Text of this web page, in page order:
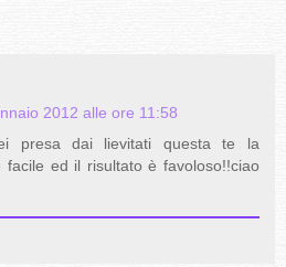
2012 alle ore 11:58
presa dai lievitati questa te la
facile ed il risultato è favoloso!!ciao